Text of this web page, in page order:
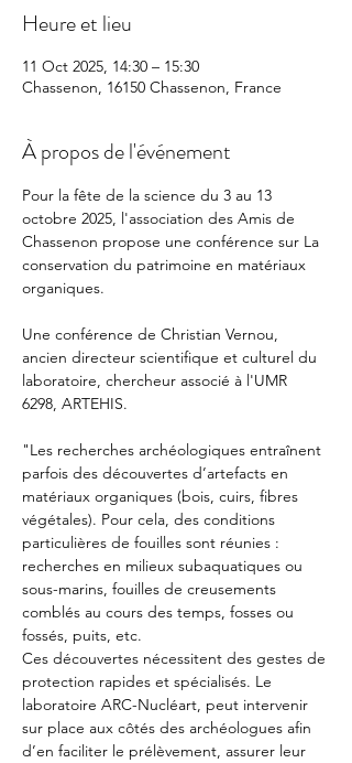
Heure et lieu
11 Oct 2025, 14:30 – 15:30
Chassenon, 16150 Chassenon, France
À propos de l'événement
Pour la fête de la science du 3 au 13
octobre 2025, l'association des Amis de
Chassenon propose une conférence sur La
conservation du patrimoine en matériaux
organiques.
Une conférence de Christian Vernou,
ancien directeur scientifique et culturel du
laboratoire, chercheur associé à l'UMR
6298, ARTEHIS.
"Les recherches archéologiques entraînent
parfois des découvertes d’artefacts en
matériaux organiques (bois, cuirs, fibres
végétales). Pour cela, des conditions
particulières de fouilles sont réunies :
recherches en milieux subaquatiques ou
sous-marins, fouilles de creusements
comblés au cours des temps, fosses ou
fossés, puits, etc.
Ces découvertes nécessitent des gestes de
protection rapides et spécialisés. Le
laboratoire ARC-Nucléart, peut intervenir
sur place aux côtés des archéologues afin
d’en faciliter le prélèvement, assurer leur